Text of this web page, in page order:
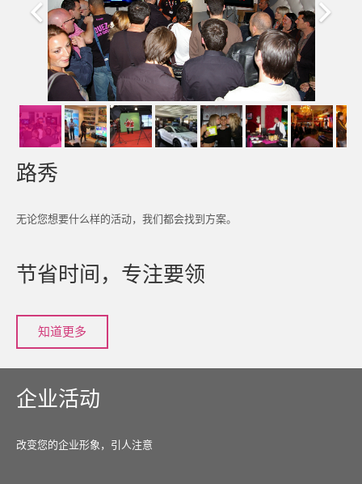
路秀
无论您想要什么样的活动，我们都会找到方案。
节省时间，专注要领
知道更多
企业活动
改变您的企业形象，引人注意